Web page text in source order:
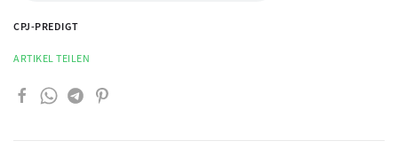
CPJ-PREDIGT
ARTIKEL TEILEN